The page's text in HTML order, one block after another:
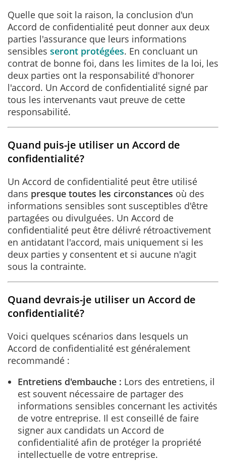
Quelle que soit la raison, la conclusion d'un
Accord de confidentialité peut donner aux deux
parties l'assurance que leurs informations
sensibles seront protégées. En concluant un
contrat de bonne foi, dans les limites de la loi, les
deux parties ont la responsabilité d'honorer
l'accord. Un Accord de confidentialité signé par
tous les intervenants vaut preuve de cette
responsabilité.
Quand puis-je utiliser un Accord de
confidentialité?
Un Accord de confidentialité peut être utilisé
dans presque toutes les circonstances où des
informations sensibles sont susceptibles d'être
partagées ou divulguées. Un Accord de
confidentialité peut être délivré rétroactivement
en antidatant l'accord, mais uniquement si les
deux parties y consentent et si aucune n'agit
sous la contrainte.
Quand devrais-je utiliser un Accord de
confidentialité?
Voici quelques scénarios dans lesquels un
Accord de confidentialité est généralement
recommandé :
Entretiens d'embauche : Lors des entretiens, il
est souvent nécessaire de partager des
informations sensibles concernant les activités
de votre entreprise. Il est conseillé de faire
signer aux candidats un Accord de
confidentialité afin de protéger la propriété
intellectuelle de votre entreprise.